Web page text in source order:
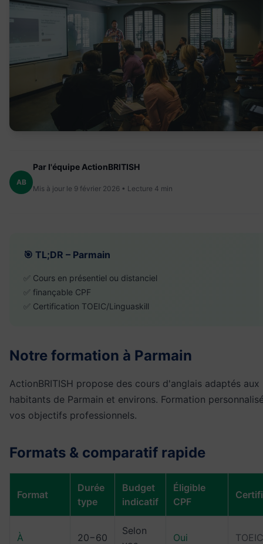
AB
Par l'équipe ActionBRITISH
Mis à jour le 9 février 2026 • Lecture 4 min
🎯 TL;DR – Parmain
✅ Cours en présentiel ou distanciel
✅ finançable CPF
✅ Certification TOEIC/Linguaskill
Notre formation à Parmain
ActionBRITISH propose des cours d'anglais adaptés aux
habitants de Parmain et environs. Formation
vos objectifs professionnels.
Formats & comparatif rapide
Format
Durée
type
Budget
indicatif
Éligible
CPF
À
20−60
Selon
Oui